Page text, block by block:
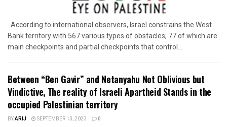
According to international observers, Israel constrains the West
Bank territory with 567 various types of obstacles; 77 of which are
main checkpoints and partial checkpoints that control...
Between “Ben Gavir” and Netanyahu Not Oblivious but
Vindictive, The reality of Israeli Apartheid Stands in the
occupied Palestinian territory
BYARIJ SEPTEMBER 13, 2023 0